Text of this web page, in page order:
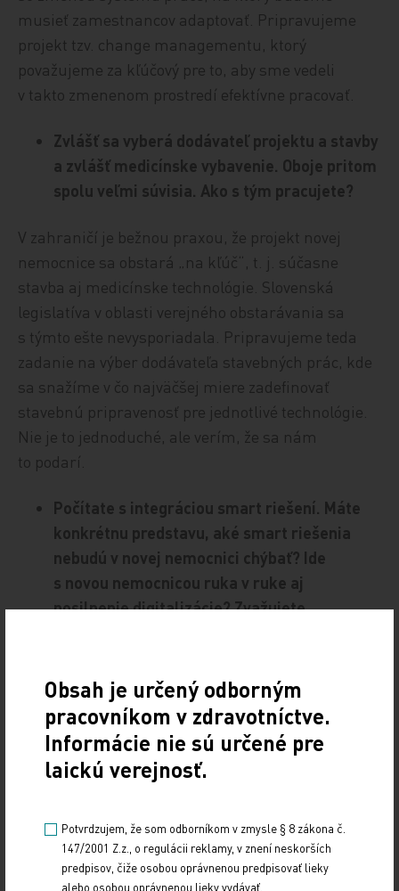
musieť zamestnancov adaptovať. Pripravujeme
projekt tzv. change managementu, ktorý
považujeme za kľúčový pre to, aby sme vedeli
v takto zmenenom prostredí efektívne pracovať.
Zvlášť sa vyberá dodávateľ projektu a stavby
a zvlášť medicínske vybavenie. Oboje pritom
spolu veľmi súvisia. Ako s tým pracujete?
V zahraničí je bežnou praxou, že projekt novej
nemocnice sa obstará „na kľúč“, t. j. súčasne
stavba aj medicínske technológie. Slovenská
legislatíva v oblasti verejného obstarávania sa
s týmto ešte nevysporiadala. Pripravujeme teda
zadanie na výber dodávateľa stavebných prác, kde
sa snažíme v čo najväčšej miere zadefinovať
stavebnú pripravenosť pre jednotlivé technológie.
Nie je to jednoduché, ale verím, že sa nám
to podarí.
Počítate s integráciou smart riešení. Máte
konkrétnu predstavu, aké smart riešenia
nebudú v novej nemocnici chýbať? Ide
s novou nemocnicou ruka v ruke aj
posilnenie digitalizácie? Zvažujete
Určite áno. Digitalizácia, automatizácia a smart
riešenia sú v súčasnosti dominantou každého
odvetvia, zdravotníctvo nevynímajúc. V rámci
prípravy sme si dali zhotoviť tzv. blueprint
digitálnej nemocnice, ktorý identifikuje a navrhuje
aj v oblasti procesov. Máme naplánované tzv.
inteligentné izby pre pacientov, senzorové
monitorovanie pacientov, realtimové
Obsah je určený odborným
pracovníkom v zdravotníctve.
Informácie nie sú určené pre
laickú verejnosť.
Potvrdzujem, že som odborníkom v zmysle § 8 zákona č.
147/2001 Z.z., o regulácii reklamy, v znení neskorších
predpisov, čiže osobou oprávnenou predpisovať lieky
alebo osobou oprávnenou lieky vydávať.